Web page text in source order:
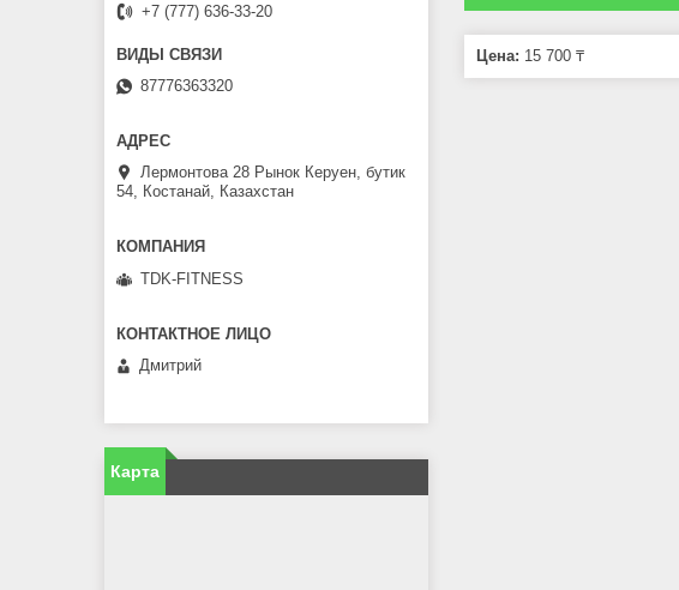
Цена: 15 700 ₸
+7 (777) 636-33-20
87776363320
Лермонтова 28 Рынок Керуен, бутик
54, Костанай, Казахстан
TDK-FITNESS
Дмитрий
Карта